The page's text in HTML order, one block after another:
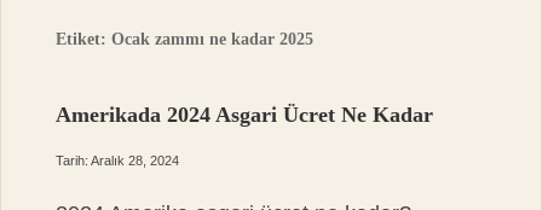
Etiket:Ocak zammı ne kadar 2025
Amerikada 2024 Asgari Ücret Ne Kadar
Tarih: Aralık 28, 2024